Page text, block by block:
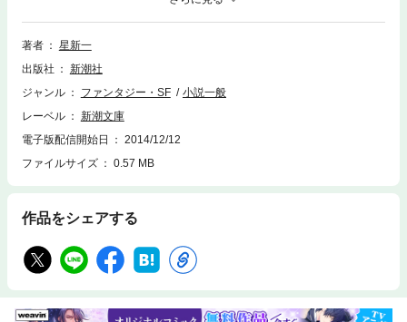
逸。子供のために書かれた、理系出身ならではのセンスが光る短編。入手
困難な作品や書籍、文庫未収録の作品を集めた、ショートショートの神様
のすべてが分かる、幻の作品集。
著者
星新一
出版社
新潮社
ジャンル
ファンタジー・SF
小説一般
レーベル
新潮文庫
電子版配信開始日
2014/12/12
ファイルサイズ
0.57 MB
作品をシェアする